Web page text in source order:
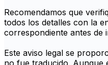
Recomendamos que
todos los detalles con la
correspondiente antes de
Este aviso legal se